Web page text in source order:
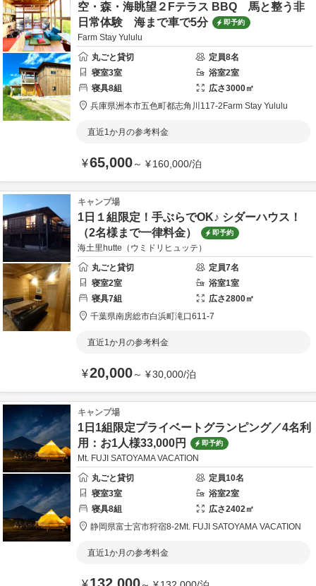
空・森・海眺望２Fテラス BBQ 馬と整う非
日常体験 海まで車で5分
即予約
Farm Stay Yululu
丸ごと貸切
定員8名
寝室3室 浴室2室
寝具8組 広さ3000㎡
兵庫県洲本市五色町都志角川117-2 Farm Stay Yululu
直近1か月の参考料金
¥65,000～ ¥160,000/泊
キャンプ場
1日１組限定！手ぶらでOK♪ シダーハウス！
（2名様まで一律料金）
即予約
海土里hutte（ウミドリヒュッテ）
丸ごと貸切
定員7名
寝室2室 浴室1室
寝具7組 広さ2800㎡
千葉県南房総市白浜町滝口611-7
直近1か月の参考料金
¥20,000～ ¥30,000/泊
キャンプ場
1日1組限定プライベートグランピング／4名利
用：お1人様33,000円
即予約
Mt. FUJI SATOYAMA VACATION
丸ごと貸切
定員10名
寝室3室 浴室2室
寝具8組 広さ2402㎡
静岡県富士宮市狩宿8-2 Mt. FUJI SATOYAMA VACATION
直近1か月の参考料金